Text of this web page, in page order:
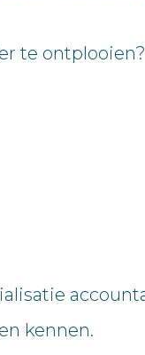
te
kennen.